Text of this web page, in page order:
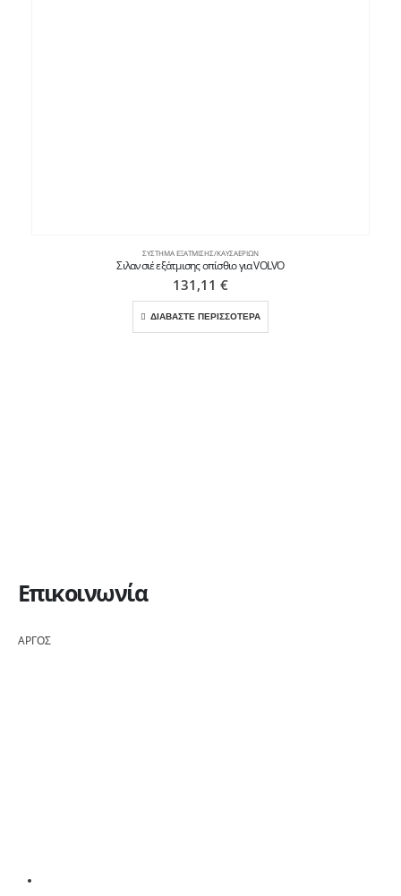
ΣΎΣΤΗΜΑ ΕΞΆΤΜΙΣΗΣ/ΚΑΥΣΑΕΡΊΩΝ
Σιλανσιέ εξάτμισης οπίσθιο για VOLVO
131,11 €
ΔΙΑΒΑΣΤΕ ΠΕΡΙΣΣΟΤΕΡΑ
Επικοινωνία
ΑΡΓΟΣ